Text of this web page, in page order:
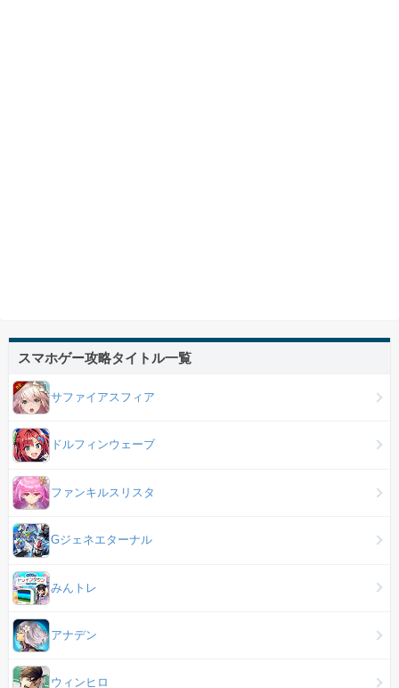
スマホゲー攻略タイトル一覧
サファイアスフィア
ドルフィンウェーブ
ファンキルスリスタ
Gジェネエターナル
みんトレ
アナデン
ウィンヒロ